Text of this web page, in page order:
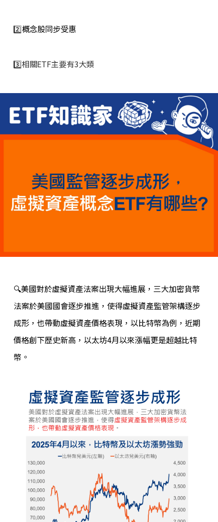
2️⃣概念股同步受惠
3️⃣相關ETF主要有3大類
🔍美國對於虛擬資產法案出現大幅進展，三大加密貨幣
法案於美國國會逐步推進，使得虛擬資產監管架構逐步
成形，也帶動虛擬資產價格表現，以比特幣為例，近期
價格創下歷史新高，以太坊4月以來漲幅更是超越比特
幣。